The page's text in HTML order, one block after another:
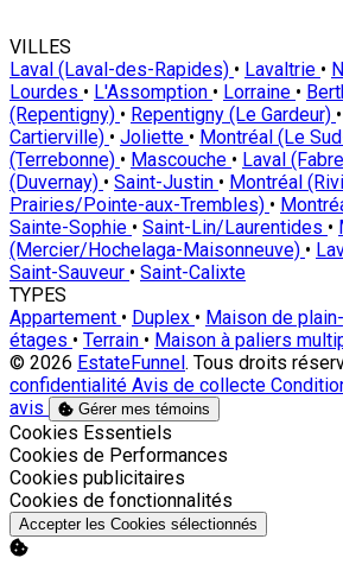
VILLES
Laval (Laval-des-Rapides) • Lavaltrie •
Lourdes • L'Assomption • Lorraine •
(Repentigny) • Repentigny (Le Gardeur) •
Cartierville) • Joliette • Montréal (Le
(Terrebonne) • Mascouche • Laval
(Duvernay) • Saint-Justin • Montréal
Prairies/Pointe-aux-Trembles) •
Sainte-Sophie • Saint-Lin/Laurentides •
(Mercier/Hochelaga-Maisonneuve) •
Saint-Sauveur • Saint-Calixte
TYPES
Appartement • Duplex • Maison de
étages • Terrain • Maison à paliers
© 2026 EstateFunnel . Tous droits
confidentialité Avis de collecte
avis
Gérer mes témoins
Activer
Cookies Essentiels
Activer
Cookies de Performances
Activer
Cookies publicitaires
Activer
Cookies de fonctionnalités
Accepter les Cookies sélectionnés